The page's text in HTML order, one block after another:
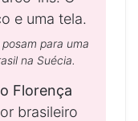
para uma
na Suécia.
Florença
brasileiro